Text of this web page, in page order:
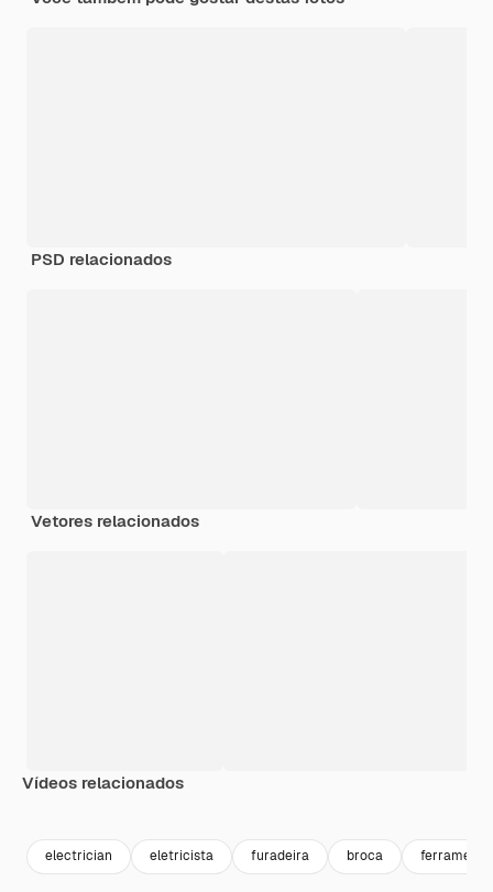
PSD relacionados
Vetores relacionados
Vídeos relacionados
electrician eletricista furadeira broca